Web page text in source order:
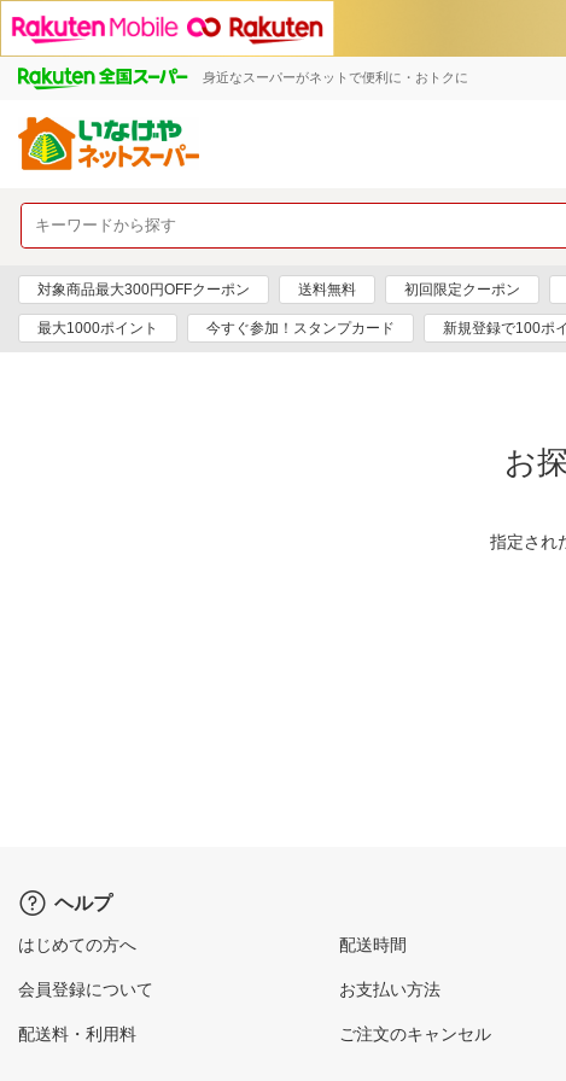
身近なスーパーがネットで便利に・おトクに
対象商品最大300円OFFクーポン 送料無料 初回限定クーポン
最大1000ポイント 今すぐ参加！スタンプカード 新規登録で100ポ
お
指定され
ヘルプ
はじめての方へ
会員登録について
配送料・利用料
配送時間
お支払い方法
ご注文のキャンセル